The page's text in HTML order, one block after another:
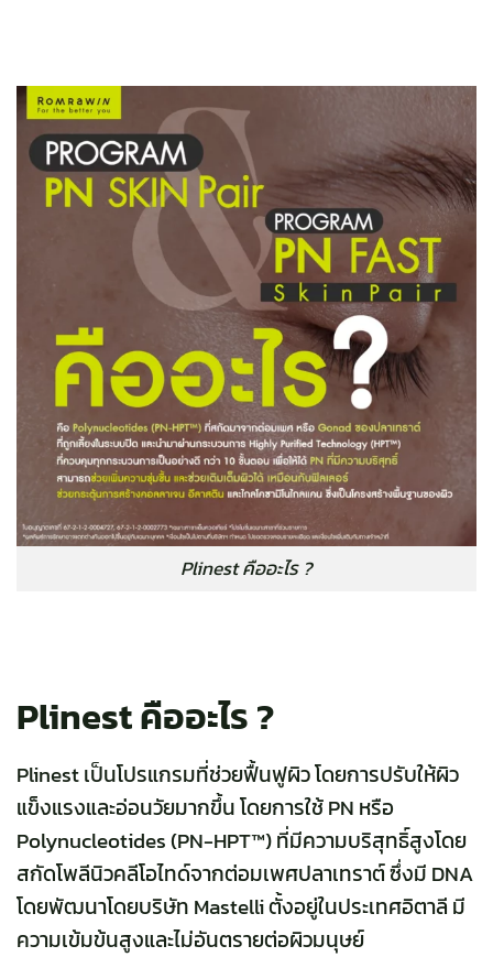
Plinest คืออะไร ?
Plinest คืออะไร ?
Plinest เป็นโปรแกรมที่ช่วยฟื้นฟูผิว โดยการปรับให้ผิว
แข็งแรงและอ่อนวัยมากขึ้น โดยการใช้ PN หรือ
Polynucleotides (PN-HPT™) ที่มีความบริสุทธิ์สูงโดย
สกัดโพลีนิวคลีโอไทด์จากต่อมเพศปลาเทราต์ ซึ่งมี DNA
โดยพัฒนาโดยบริษัท Mastelli ตั้งอยู่ในประเทศอิตาลี มี
ความเข้มข้นสูงและไม่อันตรายต่อผิวมนุษย์